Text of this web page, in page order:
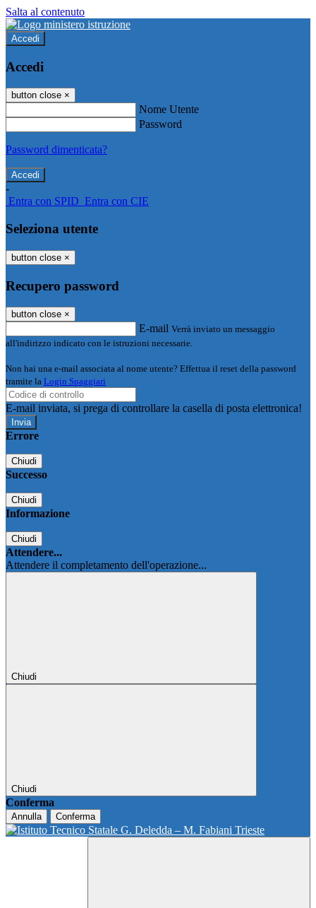
Salta al contenuto
Accedi
Accedi
button close ×
Nome Utente
Password
Password dimenticata?
-
Entra con SPID Entra con CIE
Seleziona utente
button close ×
Recupero password
button close ×
E-mail Verrà inviato un messaggio
all'indirizzo indicato con le istruzioni necessarie.
Non hai una e-mail associata al nome utente? Effettua il reset della password
tramite la Login Spaggiari
E-mail inviata, si prega di controllare la casella di posta elettronica!
Errore
Chiudi
Successo
Chiudi
Informazione
Chiudi
Attendere...
Attendere il completamento dell'operazione...
Chiudi
Chiudi
Conferma
Annulla Conferma